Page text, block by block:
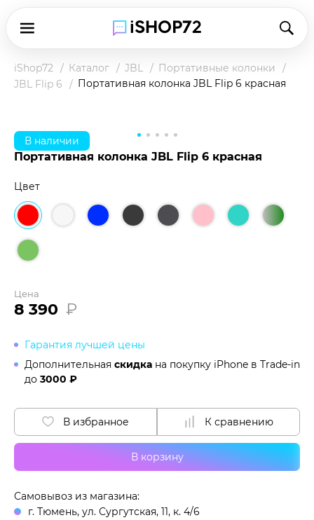
iShop72 Каталог JBL
Портативные колонки
JBL Flip 6
Портативная колонка JBL Flip 6 красная
В наличии
Портативная колонка JBL Flip 6 красная
Цвет
Цена
8 390 ₽
Гарантия лучшей цены
Дополнительная скидка на покупку iPhone в Trade-in
до 3000 ₽
В корзину
В избранное К сравнению
Самовывоз из магазина:
г. Тюмень, ул. Сургутская, 11, к. 4/6